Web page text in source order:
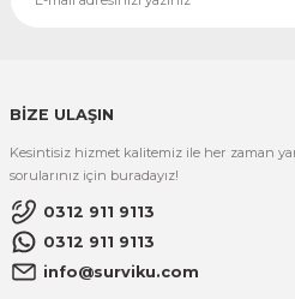
BİZE ULAŞIN
Kesintisiz hizmet kalitemiz ile her zaman
sorularınız için buradayız!
0312 911 9113
0312 911 9113
info@surviku.com